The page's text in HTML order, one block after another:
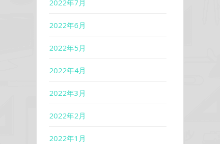
2022年7月
2022年6月
2022年5月
2022年4月
2022年3月
2022年2月
2022年1月